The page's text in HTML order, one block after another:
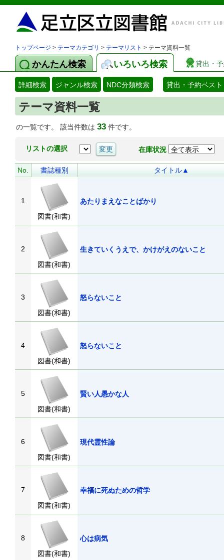
トップページ > テーマカテゴリ > テーマリスト > テーマ資料一覧
かんたん検索 いろいろ検索 貸出・
詳細検索 ジャンル検索 NDC分類検索 貸出・予約ベスト
テーマ資料一覧
の一覧です。 該当件数は 33 件です。
リストの選択 在庫状況
No. 書誌種別 タイトル▲
1
図書(和書)
あたりまえなことばかり
2
図書(和書)
生きていくうえで、かけがえのないこと
3
図書(和書)
怒らないこと
4
図書(和書)
怒らないこと
5
図書(和書)
賢い人愚かな人
6
図書(和書)
現代霊性論
7
図書(和書)
幸福に死ぬための哲学
8
図書(和書)
心は病気